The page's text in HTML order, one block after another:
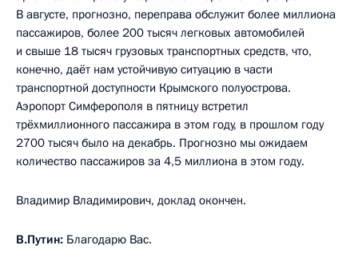
В августе, прогнозно, переправа обслужит более миллиона
пассажиров, более 200 тысяч легковых автомобилей
и свыше 18 тысяч грузовых транспортных средств, что,
конечно, даёт нам устойчивую ситуацию в части
транспортной доступности Крымского полуострова.
Аэропорт Симферополя в пятницу встретил
трёхмиллионного пассажира в этом году, в прошлом году
2700 тысяч было на декабрь. Прогнозно мы ожидаем
количество пассажиров за 4,5 миллиона в этом году.
Владимир Владимирович, доклад окончен.
В.Путин: Благодарю Вас.